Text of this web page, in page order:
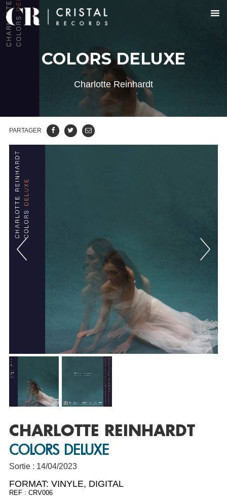
COLORS DELUXE
Charlotte Reinhardt
PARTAGER
CHARLOTTE REINHARDT
COLORS DELUXE
Sortie : 14/04/2023
FORMAT: VINYLE, DIGITAL
REF : CRV006